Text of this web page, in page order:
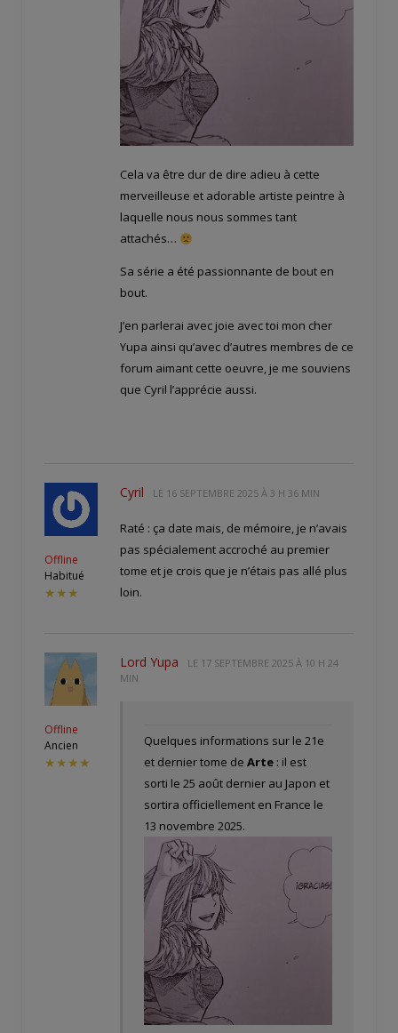
Cela va être dur de dire adieu à cette
merveilleuse et adorable artiste peintre à
laquelle nous nous sommes tant
attachés…
Sa série a été passionnante de bout en
bout.
J’en parlerai avec joie avec toi mon cher
Yupa ainsi qu’avec d’autres membres de ce
forum aimant cette oeuvre, je me souviens
que Cyril l’apprécie aussi.
Offline
Habitué
★★★
Cyril LE 16 SEPTEMBRE 2025 À 3 H 36 MIN
Raté : ça date mais, de mémoire, je n’avais
pas spécialement accroché au premier
tome et je crois que je n’étais pas allé plus
loin.
Offline
Ancien
★★★★
Lord Yupa LE 17 SEPTEMBRE 2025 À 10 H 24
MIN
Quelques informations sur le 21e
et dernier tome deArte : il est
sorti le 25 août dernier au Japon et
sortira officiellement en France le
13 novembre 2025.